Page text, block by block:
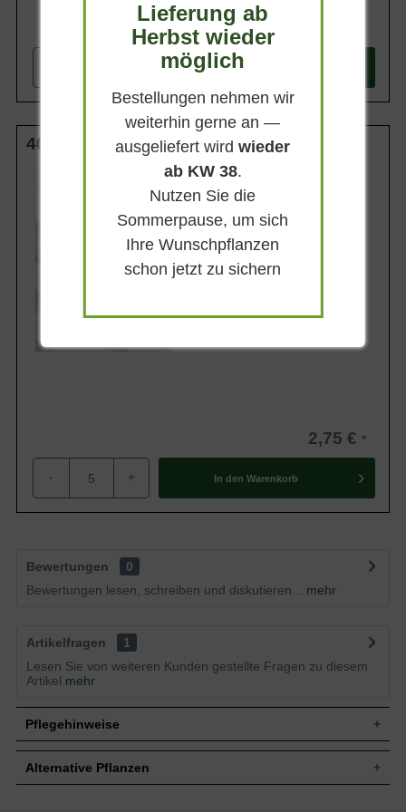
Shopware/Components/Session/PdoSessionHandler.php:536
Shopware/Components/DependencyInjection/Bridge/
production_201812030839/proxies/
Shopware/Components/Session/PdoSessionHandler.php
In den
40-60 cm wurzelnackt
Wuchsendhöhe
bis zu 100 cm
Belaubung
Immergrün
Blatt- / Nadelfarbe
Dunkelgrün
2,75 €
- + In den Warenkorb
Bewertungen
0
Bewertungen lesen, schreiben und diskutieren...
mehr
Artikelfragen
1
Lesen Sie von weiteren Kunden gestellte Fragen zu diesem
Artikel mehr
Pflegehinweise
Pflanz- und Pflegetipps Symphoricarpos
Alternative Pflanzen
Lieferung ab
Herbst wieder
möglich
Bestellungen nehmen wir
weiterhin gerne an —
ausgeliefert wirdwieder
ab KW 38.
Nutzen Sie die
Sommerpause, um sich
Ihre Wunschpflanzen
schon jetzt zu sichern